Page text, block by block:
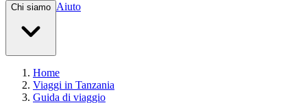
Chi siamo Aiuto
Home
Viaggi in Tanzania
Guida di viaggio